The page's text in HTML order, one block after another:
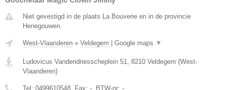
Niet gevestigd in de plaats La Bouverie en in de provincie
Henegouwen.
West-Vlaanderen » Veldegem | Google maps ▼
Ludovicus Vandendriesscheplein 51 8210 Veldegem (West-
Vlaanderen)
Tel: 0499610548 , Fax: - , BTW-nr: -